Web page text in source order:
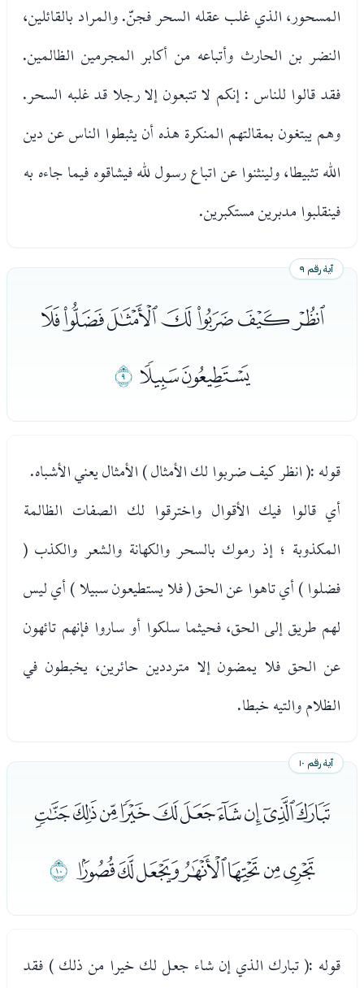
المسحور، الذي غلب عقله السحر فجنّ. والمراد بالقائلين،
النضر بن الحارث وأتباعه من أكابر المجرمين الظالمين.
فقد قالوا للناس : إنكم لا تتبعون إلا رجلا قد غلبه السحر.
وهم يبتغون بمقالتهم المنكرة هذه أن يثبطوا الناس عن دين
الله تثبيطا، ولينثنوا عن اتباع رسول لله فيشاقوه فيما جاءه به
فينقلبوا مدبرين مستكبرين.
آية رقم ٩
ﯗﯘﯙﯚﯛﯜﯝ
ﯞﯟﯠ
قوله :( انظر كيف ضربوا لك الأمثال ) الأمثال يعني الأشباه.
أي قالوا فيك الأقوال واخترقوا لك الصفات الظالمة
المكذوبة ؛ إذ رموك بالسحر والكهانة والشعر والكذب (
فضلوا ) أي تاهوا عن الحق ( فلا يستطيعون سبيلا ) أي ليس
لهم طريق إلى الحق، فحيثما سلكوا أو ساروا فإنهم تائهون
عن الحق فلا يمضون إلا مترددين حائرين، يخبطون في
الظلام والتيه خبطا.
آية رقم ١٠
ﯡﯢﯣﯤﯥﯦﯧﯨﯩﯪ
ﯫﯬﯭﯮﯯﯰﯱ ﯲ
قوله :( تبارك الذي إن شاء جعل لك خيرا من ذلك ) فقد